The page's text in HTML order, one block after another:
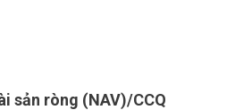
sản ròng (NAV)/CCQ